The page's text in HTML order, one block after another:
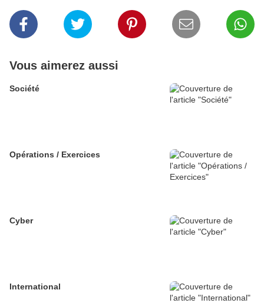
Vous aimerez aussi
Société
Opérations / Exercices
Cyber
International